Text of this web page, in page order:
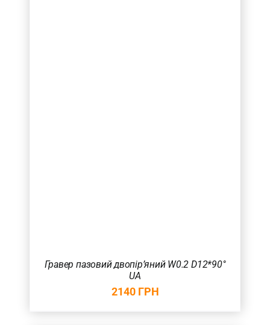
Гравер пазовий двопір’яний W0.2 D12*90°
UA
2140 ГРН